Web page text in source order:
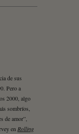
de sus
Pero a
2000, algo
sombríos,
de amor”,
en Rolling